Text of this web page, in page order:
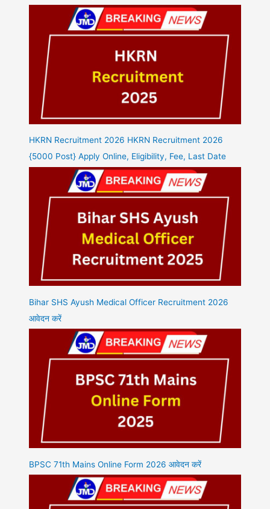
HKRN Recruitment 2026 HKRN Recruitment 2026
{5000 Post} Apply Online, Eligibility, Fee, Last Date
Bihar SHS Ayush Medical Officer Recruitment 2026
आवेदन करें
BPSC 71th Mains Online Form 2026 आवेदन करें